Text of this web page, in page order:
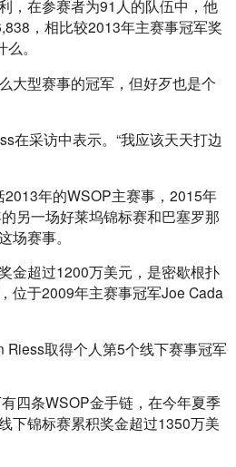
，在参赛者为91人的队伍中，他
，相比较2013年主赛事冠军奖
。
大型赛事的冠军，但好歹也是个
在采访中表示。“我应该天天打边
年的WSOP主赛事，2015年
另一场好莱坞锦标赛和巴塞罗那
场赛事。
金超过1200万美元，是密歇根扑
位于2009年主赛事冠军Joe Cada
四条WSOP金手链，在今年夏季
下锦标赛累积奖金超过1350万美